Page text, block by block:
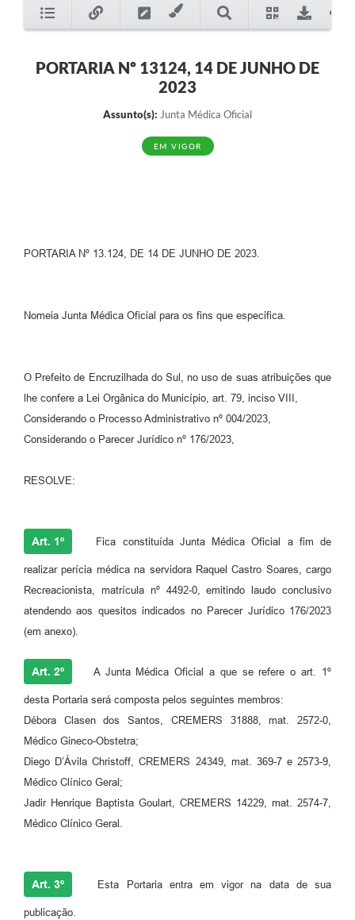
1DOC
PARCEIROS
Relatório Ouvidoria 2022
PORTARIA Nº 13124, 14 DE JUNHO DE
2023
Assunto(s): Junta Médica Oficial
EM VIGOR
PORTARIA Nº 13.124, DE 14 DE JUNHO DE 2023.
Nomeia Junta Médica Oficial para os fins que especifica.
O Prefeito de Encruzilhada do Sul, no uso de suas atribuições que
lhe confere a Lei Orgânica do Município, art. 79, inciso VIII,
Considerando o Processo Administrativo nº 004/2023,
Considerando o Parecer Jurídico nº 176/2023,
RESOLVE:
Art. 1º Fica constituída Junta Médica Oficial a fim de
realizar perícia médica na servidora Raquel Castro Soares, cargo
Recreacionista, matrícula nº 4492-0, emitindo laudo conclusivo
atendendo aos quesitos indicados no Parecer Jurídico 176/2023
(em anexo).
Art. 2º A Junta Médica Oficial a que se refere o art. 1º
desta Portaria será composta pelos seguintes membros:
Débora Clasen dos Santos, CREMERS 31888, mat. 2572-0,
Médico Gineco-Obstetra;
Diego D’Ávila Christoff, CREMERS 24349, mat. 369-7 e 2573-9,
Médico Clínico Geral;
Jadir Henrique Baptista Goulart, CREMERS 14229, mat. 2574-7,
Médico Clínico Geral.
Art. 3º Esta Portaria entra em vigor na data de sua
publicação.